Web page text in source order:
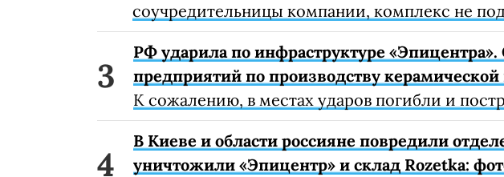
соучредительницы компании, комплекс не
РФ ударила по инфраструктуре
предприятий по производству
К сожалению, в местах ударов погибли и
В Киеве и области россияне повредили
уничтожили «Эпицентр» и склад Rozetka: